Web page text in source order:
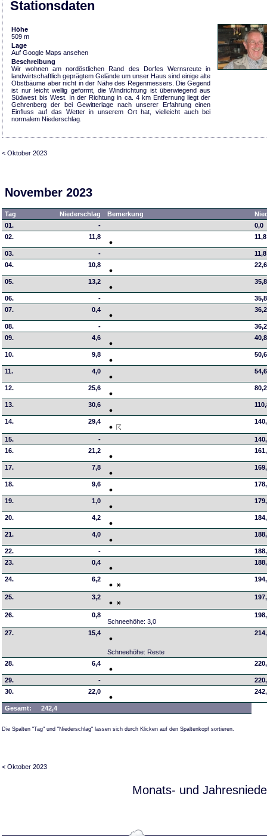
Stationsdaten
Höhe
509 m
Lage
Auf Google Maps ansehen
Beschreibung
Wir wohnen am nordöstlichen Rand des Dorfes Wernsreute in
landwirtschaftlich geprägtem Gelände um unser Haus sind einige alte
Obstbäume aber nicht in der Nähe des Regenmessers. Die Gegend
ist nur leicht wellig geformt, die Windrichtung ist überwiegend aus
Südwest bis West. In der Richtung in ca. 4 km Entfernung liegt der
Gehrenberg der bei Gewitterlage nach unserer Erfahrung einen
Einfluss auf das Wetter in unserem Ort hat, vielleicht auch bei
normalem Niederschlag.
< Oktober 2023
November 2023
Tag Niederschlag Bemerkung
01.
-
0,0
02.
11,8 11,8
03. -
11,8
04.
10,8 22,6
05. 13,2 35,8
06. -
35,8
07.
0,4 36,2
08. -
36,2
09.
4,6 40,8
10. 9,8 50,6
11. 4,0 54,6
12. 25,6 80,2
13. 30,6
14. 29,4
15. -
16.
21,2
17. 7,8
18. 9,6
19. 1,0
20. 4,2
21. 4,0
22. -
23.
0,4
24. 6,2
25. 3,2
26.
0,8
Schneehöhe: 3,0
27. 15,4
Schneehöhe: Reste
28. 6,4
29. -
30.
22,0
Gesamt: 242,4
Die Spalten "Tag" und "Niederschlag" lassen sich durch Klicken auf den Spaltenkopf sortieren.
< Oktober 2023
Monats- und